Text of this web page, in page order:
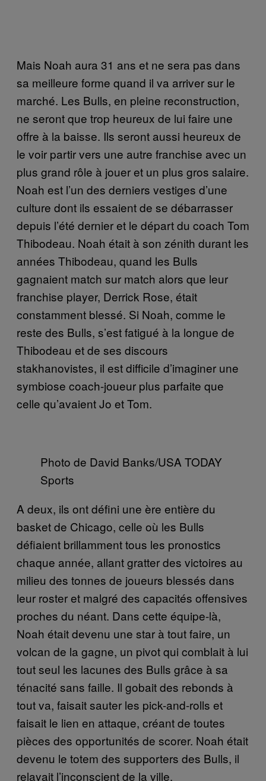
Mais Noah aura 31 ans et ne sera pas dans
sa meilleure forme quand il va arriver sur le
marché. Les Bulls, en pleine reconstruction,
ne seront que trop heureux de lui faire une
offre à la baisse. Ils seront aussi heureux de
le voir partir vers une autre franchise avec un
plus grand rôle à jouer et un plus gros salaire.
Noah est l’un des derniers vestiges d’une
culture dont ils essaient de se débarrasser
depuis l’été dernier et le départ du coach Tom
Thibodeau. Noah était à son zénith durant les
années Thibodeau, quand les Bulls
gagnaient match sur match alors que leur
franchise player, Derrick Rose, était
constamment blessé. Si Noah, comme le
reste des Bulls, s’est fatigué à la longue de
Thibodeau et de ses discours
stakhanovistes, il est difficile d’imaginer une
symbiose coach-joueur plus parfaite que
celle qu’avaient Jo et Tom.
Photo de David Banks/USA TODAY
Sports
A deux, ils ont défini une ère entière du
basket de Chicago, celle où les Bulls
défiaient brillamment tous les pronostics
chaque année, allant gratter des victoires au
milieu des tonnes de joueurs blessés dans
leur roster et malgré des capacités offensives
proches du néant. Dans cette équipe-là,
Noah était devenu une star à tout faire, un
volcan de la gagne, un pivot qui comblait à lui
tout seul les lacunes des Bulls grâce à sa
ténacité sans faille. Il gobait des rebonds à
tout va, faisait sauter les pick-and-rolls et
faisait le lien en attaque, créant de toutes
pièces des opportunités de scorer. Noah était
devenu le totem des supporters des Bulls, il
relayait l’inconscient de la ville.